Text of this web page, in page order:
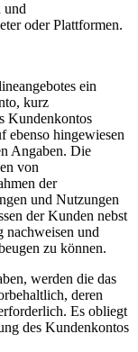
und
oder Plattformen.
ein
kurz
Kundenkontos
ebenso hingewiesen
Angaben. Die
von
der
und Nutzungen
der Kunden nebst
nachweisen und
zu können.
werden die das
deren
Es obliegt
des Kundenkontos